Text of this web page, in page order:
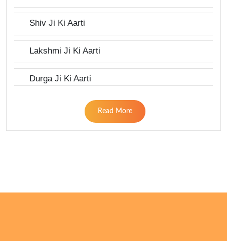
Shiv Ji Ki Aarti
Lakshmi Ji Ki Aarti
Durga Ji Ki Aarti
Read More